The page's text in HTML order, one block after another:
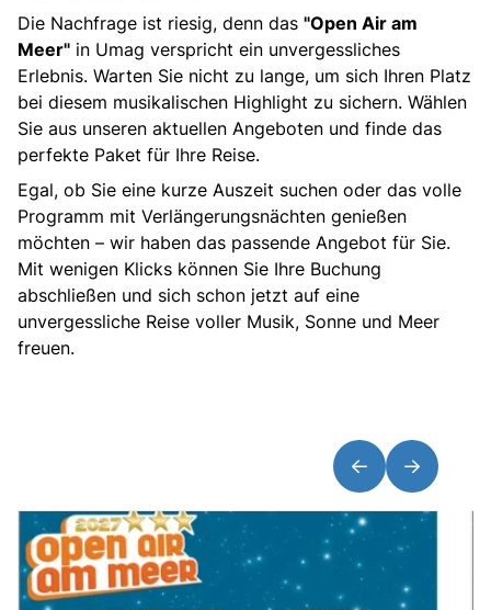
Die Nachfrage ist riesig, denn das "Open Air am
Meer" in Umag verspricht ein unvergessliches
Erlebnis. Warten Sie nicht zu lange, um sich Ihren Platz
bei diesem musikalischen Highlight zu sichern. Wählen
Sie aus unseren aktuellen Angeboten und finde das
perfekte Paket für Ihre Reise.
Egal, ob Sie eine kurze Auszeit suchen oder das volle
Programm mit Verlängerungsnächten genießen
möchten – wir haben das passende Angebot für Sie.
Mit wenigen Klicks können Sie Ihre Buchung
abschließen und sich schon jetzt auf eine
unvergessliche Reise voller Musik, Sonne und Meer
freuen.